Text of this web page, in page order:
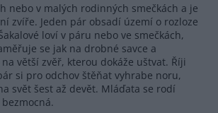
nebo v malých rodinných smečkách a je
zvíře. Jeden pár obsadí území o rozloze
loví v páru nebo ve smečkách,
se jak na drobné savce a
větší zvěř, kterou dokáže uštvat. Říji
si pro odchov štěňat vyhrabe noru,
svět šest až devět. Mláďata se rodí